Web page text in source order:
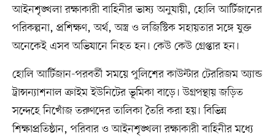
আইনশৃঙ্খলা রক্ষাকারী বাহিনীর ভাষ্য অনুযায়ী, হোলি আর্টিজানের
পরিকল্পনা, প্রশিক্ষণ, অর্থ, অস্ত্র ও লজিস্টিক সহায়তার সঙ্গে যুক্ত
অনেকেই এসব অভিযানে নিহত হন। কেউ কেউ গ্রেপ্তার হন।
হোলি আর্টিজান-পরবর্তী সময়ে পুলিশের কাউন্টার টেররিজম অ্যান্ড
ট্রান্সন্যাশনাল ক্রাইম ইউনিটের ভূমিকা বাড়ে। উগ্রপন্থায় জড়িত
সন্দেহে নিখোঁজ তরুণদের তালিকা তৈরি করা হয়। বিভিন্ন
শিক্ষাপ্রতিষ্ঠান, পরিবার ও আইনশৃঙ্খলা রক্ষাকারী বাহিনীর মধ্যে